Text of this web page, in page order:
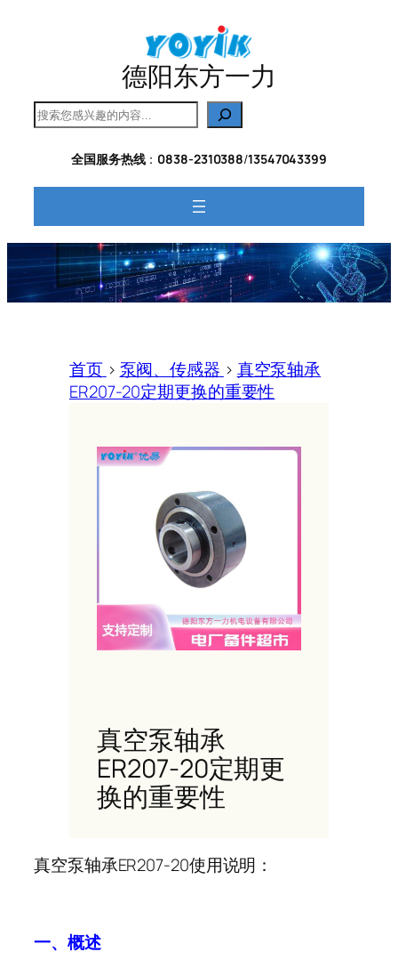
德阳东方一力
搜
索
全国服务热线： 0838-2310388/13547043399
首页 > 泵阀、传感器 > 真空泵轴承
ER207-20定期更换的重要性
真空泵轴承
ER207-20定期更
换的重要性
真空泵轴承ER207-20使用说明：
一、概述